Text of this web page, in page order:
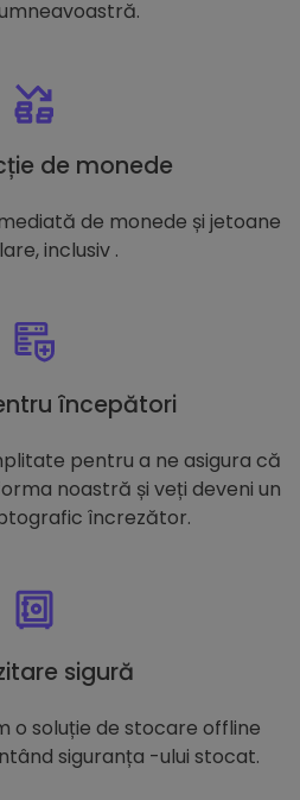
de monede
de monede și jetoane
inclusiv .
începători
pentru a ne asigura că
noastră și veți deveni un
încrezător.
sigură
o soluție de stocare offline
siguranța -ului stocat.